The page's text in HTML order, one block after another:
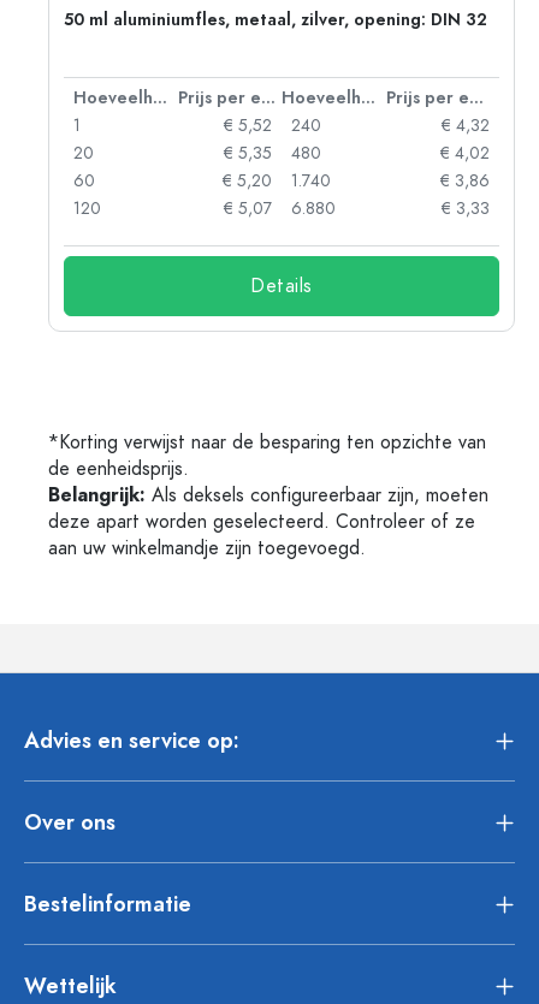
50 ml aluminiumfles, metaal, zilver, opening: DIN 32
Hoeveelheid Prijs per eenheid Hoeveelheid
Prijs per eenheid
1
€ 5,52
20
€ 5,35
60
€ 5,20
120
€ 5,07
240
€ 4,32
480
€ 4,02
1.740
€ 3,86
6.880
€ 3,33
Details
*Korting verwijst naar de besparing ten opzichte van
de eenheidsprijs.
Belangrijk: Als deksels configureerbaar zijn, moeten
deze apart worden geselecteerd. Controleer of ze
aan uw winkelmandje zijn toegevoegd.
Advies en service op:
Over ons
Bestelinformatie
Wettelijk